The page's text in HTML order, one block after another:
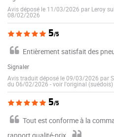
Avis déposé le 11/03/2026 par Leroy
08/02/2026
5/5
Entièrement satisfait des
Signaler
Avis traduit déposé le 09/03/2026 par
du 06/02/2026 -voir l'original (suédois)
5/5
Tout est conforme à la
rapport qualité-prix.